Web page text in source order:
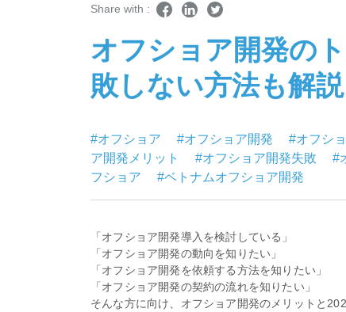
Share with :
オフショア開発の
敗しない方法も解説
#オフショア #オフショア開発 #オフシ
ア開発メリット
#オフショア開発失敗 #
フショア
#ベトナムオフショア開発
「オフショア開発導入を検討している」
「オフショア開発の動向を知りたい」
「オフショア開発を依頼する方法を知りたい」
「オフショア開発の契約の流れを知りたい」
そんな方に向け、オフショア開発のメリットと